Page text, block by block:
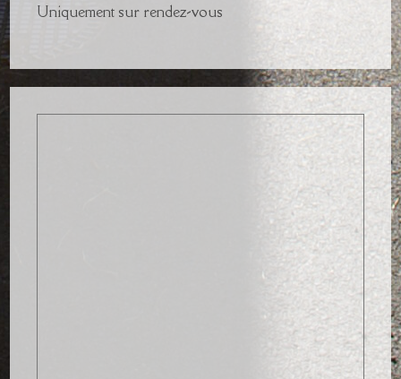
Uniquement sur rendez-vous